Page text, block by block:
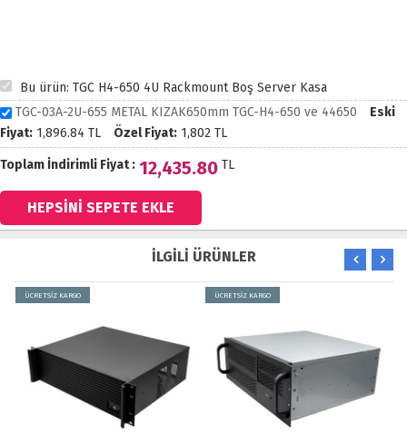
Bu ürün: TGC H4-650 4U Rackmount Boş Server Kasa
TGC-03A-2U-655 METAL KIZAK650mm TGC-H4-650 ve 44650
Eski
Fiyat: 1,896.84 TL Özel Fiyat: 1,802 TL
Toplam İndirimli Fiyat : 12,435.80 TL
İLGİLİ ÜRÜNLER
ÜCRETSİZ KARGO ÜCRETSİZ KARGO